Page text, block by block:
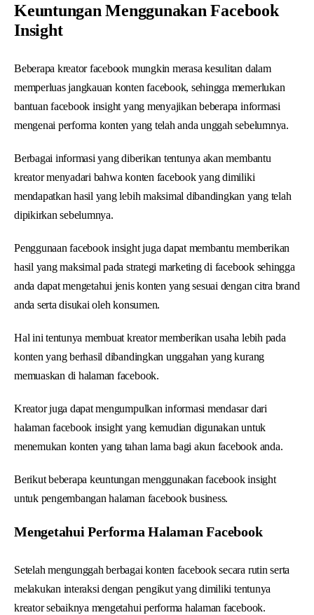
Keuntungan Menggunakan Facebook
Insight
Beberapa kreator facebook mungkin merasa kesulitan dalam
memperluas jangkauan konten facebook, sehingga memerlukan
bantuan facebook insight yang menyajikan beberapa informasi
mengenai performa konten yang telah anda unggah sebelumnya.
Berbagai informasi yang diberikan tentunya akan membantu
kreator menyadari bahwa konten facebook yang dimiliki
mendapatkan hasil yang lebih maksimal dibandingkan yang telah
dipikirkan sebelumnya.
Penggunaan facebook insight juga dapat membantu memberikan
hasil yang maksimal pada strategi marketing di facebook sehingga
anda dapat mengetahui jenis konten yang sesuai dengan citra brand
anda serta disukai oleh konsumen.
Hal ini tentunya membuat kreator memberikan usaha lebih pada
konten yang berhasil dibandingkan unggahan yang kurang
memuaskan di halaman facebook.
Kreator juga dapat mengumpulkan informasi mendasar dari
halaman facebook insight yang kemudian digunakan untuk
menemukan konten yang tahan lama bagi akun facebook anda.
Berikut beberapa keuntungan menggunakan facebook insight
untuk pengembangan halaman facebook business.
Mengetahui Performa Halaman Facebook
Setelah mengunggah berbagai konten facebook secara rutin serta
melakukan interaksi dengan pengikut yang dimiliki tentunya
kreator sebaiknya mengetahui performa halaman facebook.